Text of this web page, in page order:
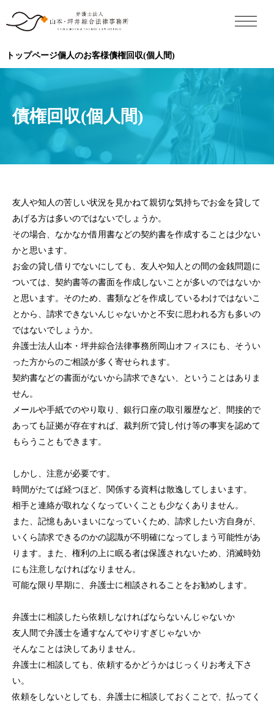
トップページ個人のお客様債権回収(個人間)
債権回収(個人間)
友人や知人の苦しい状況を見かねて親切な気持ちでお金を貸して
あげる方は多いのではないでしょうか。
その場合、なかなか借用書などの契約書を作成することは少ない
かと思います。
お金の貸し借りでないにしても、友人や知人との間の金銭問題に
ついては、契約書等の書面を作成しないことが多いのではないか
と思います。そのため、書類などを作成しているわけではないこ
とから、請求できないんじゃないかと不安に思われる方も多いの
ではないでしょうか。
弁護士法人山本・坪井綜合法律事務所岡山オフィスにも、そうい
った方からのご相談が多く寄せられます。
契約書などの書面がないから請求できない、ということはありま
せん。
メールや手紙でのやり取り、銀行口座の取引履歴など、間接的で
あっても証拠が存在すれば、裁判所で貸し付け等の事実を認めて
もらうこともできます。
しかし、注意が必要です。
時間がたてば経つほど、関係する資料は散逸してしまいます。
相手と連絡が取れなくなっていくことも少なくありません。
また、記憶もあいまいになっていくため、請求したい方自身が、
いくら請求できるのかの認識が不明確になってしまう可能性があ
ります。また、権利の上に眠る者は保護されないため、消滅時効
にも注意しなければなりません。
可能な限り早期に、弁護士に相談されることをお勧めします。
弁護士に相談したら依頼しなければならないんじゃないか
友人間で弁護士を通すなんてやりすぎじゃないか
そんなことは決してありません。
弁護士に相談しても、依頼するかどうかはじっくりお考え下さ
い。
依頼をしないとしても、弁護士に相談しておくことで、払ってく